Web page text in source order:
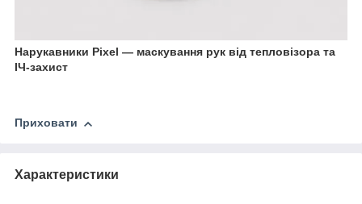
Нарукавники Pixel — маскування рук від тепловізора та
ІЧ-захист
Приховати
Характеристики